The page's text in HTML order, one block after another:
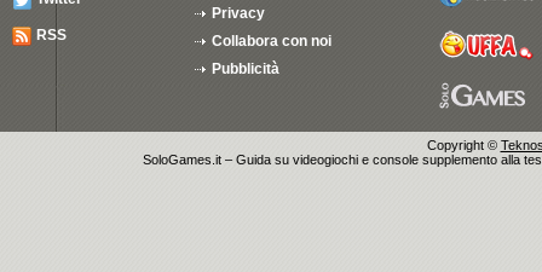
RSS
Privacy
Collabora con noi
Pubblicità
Copyright ©
SoloGames.it – Guida su videogiochi e console supplemento alla